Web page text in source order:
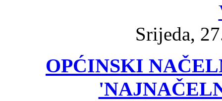
Srijeda,
OPĆINSKI